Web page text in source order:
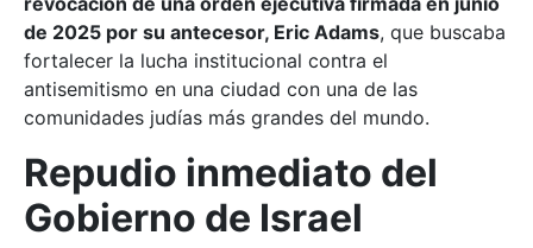
de 2025 por su antecesor, Eric Adams, que buscaba
fortalecer la lucha institucional contra el
antisemitismo en una ciudad con una de las
comunidades judías más grandes del mundo.
Repudio inmediato del
Gobierno de Israel